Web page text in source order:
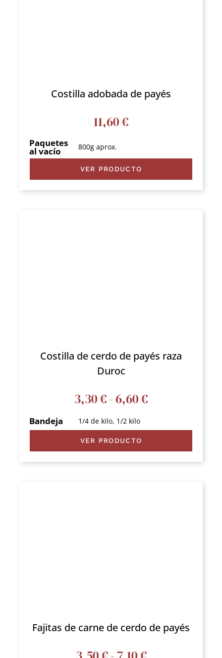
Costilla adobada de payés
11,60€
Paquetes
al vacío 800g aprox.
VER PRODUCTO
Costilla de cerdo de payés raza
Duroc
3,30€-6,60€Rango
desde
Bandeja 1/4 de kilo, 1/2 kilo
VER PRODUCTO
Fajitas de carne de cerdo de payés